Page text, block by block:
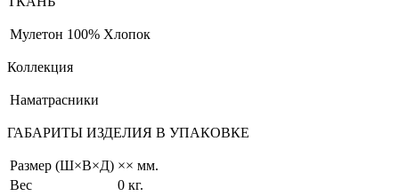
Мулетон 100% Хлопок
Коллекция
Наматрасники
ГАБАРИТЫ ИЗДЕЛИЯ В УПАКОВКЕ
Размер (Ш×В×Д) ×× мм.
Вес
0 кг.